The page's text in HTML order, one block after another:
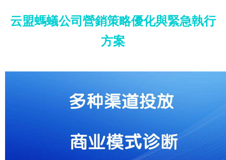
云盟螞蟻公司營銷策略優化與緊急執行
方案